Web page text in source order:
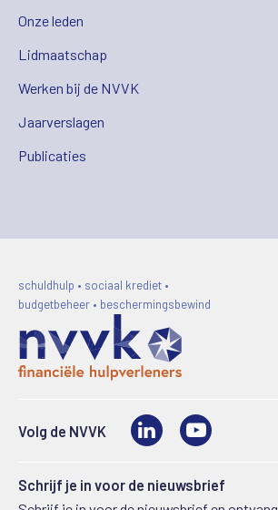
Onze leden
Lidmaatschap
Werken bij de NVVK
Jaarverslagen
Publicaties
schuldhulp • sociaal krediet •
budgetbeheer • beschermingsbewind
Volg de NVVK LinkedIn
Schrijf je in voor de nieuwsbrief